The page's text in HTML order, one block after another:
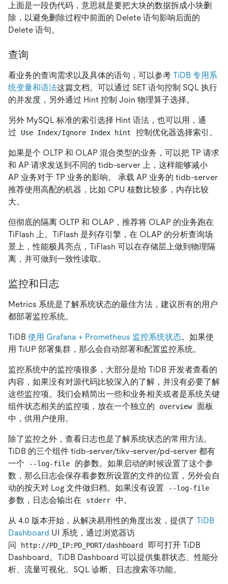
上面是一段伪代码，意思就是要把大块的数据拆成小块删
除，以避免删除过程中前面的 Delete 语句影响后面的
Delete 语句。
查询
看业务的查询需求以及具体的语句，可以参考 TiDB 专用系
统变量和语法这篇文档。可以通过 SET 语句控制 SQL 执行
的并发度，另外通过 Hint 控制 Join 物理算子选择。
另外 MySQL 标准的索引选择 Hint 语法，也可以用，通
过
Use Index/Ignore Index hint 控制优化器选择索引。
如果是个 OLTP 和 OLAP 混合类型的业务，可以把 TP 请求
和 AP 请求发送到不同的 tidb-server 上，这样能够减小
AP 业务对于 TP 业务的影响。 承载 AP 业务的 tidb-server
推荐使用高配的机器，比如 CPU 核数比较多，内存比较
大。
但彻底的隔离 OLTP 和 OLAP，推荐将 OLAP 的业务跑在
TiFlash 上。TiFlash 是列存引擎，在 OLAP 的分析查询场
景上，性能极具亮点，TiFlash 可以在存储层上做到物理隔
离，并可做到一致性读取。
监控和日志
Metrics 系统是了解系统状态的最佳方法，建议所有的用户
都部署监控系统。
TiDB 使用 Grafana + Prometheus 监控系统状态。如果使
用 TiUP 部署集群，那么会自动部署和配置监控系统。
监控系统中的监控项很多，大部分是给 TiDB 开发者查看的
内容，如果没有对源代码比较深入的了解，并没有必要了解
这些监控项。我们会精简出一些和业务相关或者是系统关键
组件状态相关的监控项，放在一个独立的
overview 面板
中，供用户使用。
除了监控之外，查看日志也是了解系统状态的常用方法。
TiDB 的三个组件 tidb-server/tikv-server/pd-server 都有
一个
--log-file
的参数。如果启动的时候设置了这个参
数，那么日志会保存着参数所设置的文件的位置，另外会自
动的按天对 Log 文件做归档。如果没有设置
--log-file
参数，日志会输出在 stderr 中。
从 4.0 版本开始，从解决易用性的角度出发，提供了 TiDB
Dashboard UI 系统，通过浏览器访
问
http://PD_IP:PD_PORT/dashboard
即可打开 TiDB
Dashboard。TiDB Dashboard 可以提供集群状态、性能分
析、流量可视化、SQL 诊断、日志搜索等功能。